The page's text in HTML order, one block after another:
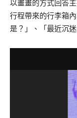
以畫畫的方式回答
行程帶來的行李箱
是？」、「最近沉